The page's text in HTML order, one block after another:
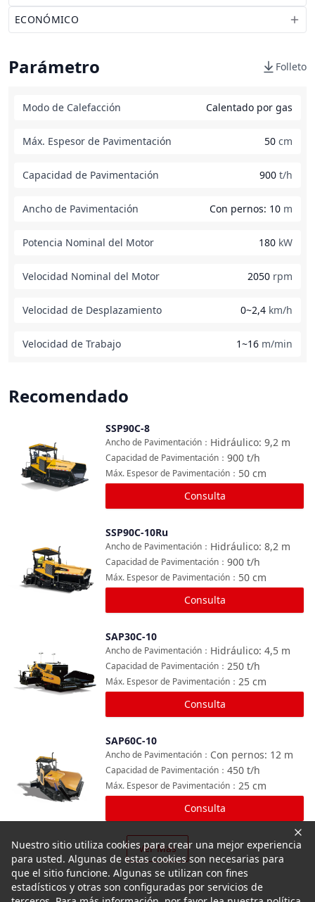
ECONÓMICO
Parámetro Folleto
Modo de Calefacción Calentado por gas
Máx. Espesor de Pavimentación 50 cm
Capacidad de Pavimentación 900 t/h
Ancho de Pavimentación Con pernos: 10 m
Potencia Nominal del Motor 180 kW
Velocidad Nominal del Motor 2050 rpm
Velocidad de Desplazamiento 0~2,4 km/h
Velocidad de Trabajo 1~16 m/min
Recomendado
SSP90C-8
Hidráulico: 9,2 m
Ancho de Pavimentación ：
900 t/h
Capacidad de Pavimentación ：
50 cm
Máx. Espesor de Pavimentación ：
Consulta
SSP90C-10Ru
Hidráulico: 8,2 m
Ancho de Pavimentación ：
900 t/h
Capacidad de Pavimentación ：
50 cm
Máx. Espesor de Pavimentación ：
Consulta
SAP30C-10
Hidráulico: 4,5 m
Ancho de Pavimentación ：
250 t/h
Capacidad de Pavimentación ：
25 cm
Máx. Espesor de Pavimentación ：
Consulta
SAP60C-10
Con pernos: 12 m
Ancho de Pavimentación ：
450 t/h
Capacidad de Pavimentación ：
25 cm
Máx. Espesor de Pavimentación ：
Consulta
Ver Más
Nuestro sitio utiliza cookies para crear una mejor experiencia
para usted. Algunas de estas cookies son necesarias para
que el sitio funcione. Algunas se utilizan con fines
estadísticos y otras son configuradas por servicios de